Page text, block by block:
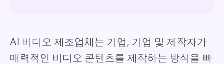
AI 비디오 제조업체는 기업, 기업 및 제작자가
매력적인 비디오 콘텐츠를 제작하는 방식을 빠